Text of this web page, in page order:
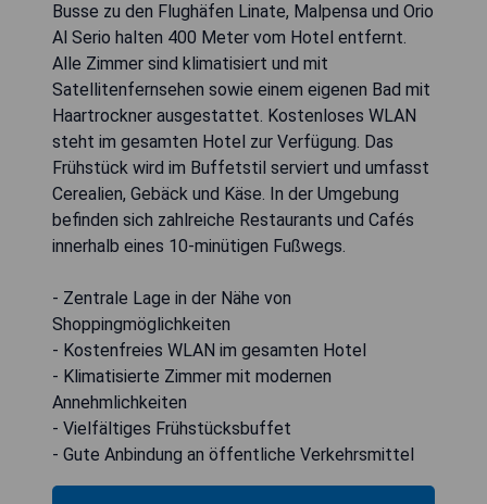
Busse zu den Flughäfen Linate, Malpensa und Orio
Al Serio halten 400 Meter vom Hotel entfernt.
Alle Zimmer sind klimatisiert und mit
Satellitenfernsehen sowie einem eigenen Bad mit
Haartrockner ausgestattet. Kostenloses WLAN
steht im gesamten Hotel zur Verfügung. Das
Frühstück wird im Buffetstil serviert und umfasst
Cerealien, Gebäck und Käse. In der Umgebung
befinden sich zahlreiche Restaurants und Cafés
innerhalb eines 10-minütigen Fußwegs.
- Zentrale Lage in der Nähe von
Shoppingmöglichkeiten
- Kostenfreies WLAN im gesamten Hotel
- Klimatisierte Zimmer mit modernen
Annehmlichkeiten
- Vielfältiges Frühstücksbuffet
- Gute Anbindung an öffentliche Verkehrsmittel